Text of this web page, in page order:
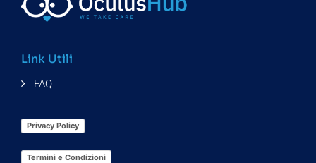
Link Utili
FAQ
Privacy Policy
Termini e Condizioni